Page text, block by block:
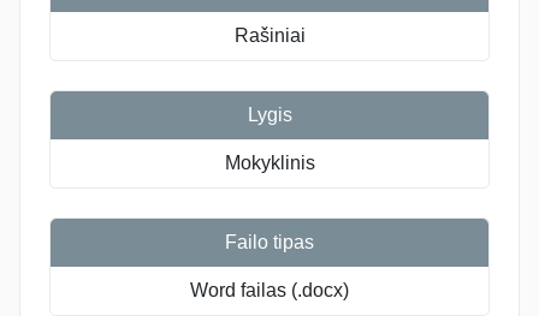
Rašiniai
Lygis
Mokyklinis
Failo tipas
Word failas (.docx)